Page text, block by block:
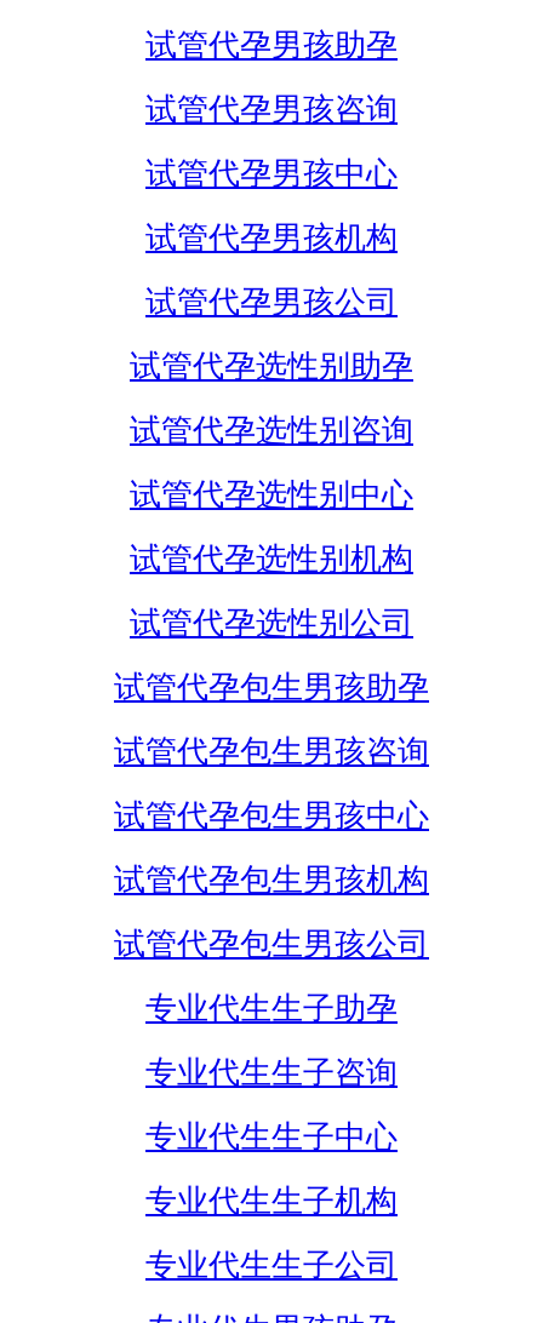
试管代孕男孩助孕
试管代孕男孩咨询
试管代孕男孩中心
试管代孕男孩机构
试管代孕男孩公司
试管代孕选性别助孕
试管代孕选性别咨询
试管代孕选性别中心
试管代孕选性别机构
试管代孕选性别公司
试管代孕包生男孩助孕
试管代孕包生男孩咨询
试管代孕包生男孩中心
试管代孕包生男孩机构
试管代孕包生男孩公司
专业代生生子助孕
专业代生生子咨询
专业代生生子中心
专业代生生子机构
专业代生生子公司